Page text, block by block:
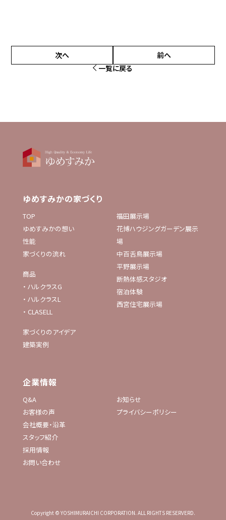
次へ
前へ
一覧に戻る
ゆめすみかの家づくり
TOP
ゆめすみかの想い
性能
家づくりの流れ
商品
・ ハルクラスG
・ ハルクラスL
・ CLASELL
家づくりのアイデア
建築実例
福田展示場
花博ハウジングガーデン展示
場
中百舌鳥展示場
平野展示場
断熱体感スタジオ
宿泊体験
西宮住宅展示場
企業情報
Q&A
お客様の声
会社概要・沿革
スタッフ紹介
採用情報
お問い合わせ
お知らせ
プライバシーポリシー
Copyright © YOSHIMURAICHI CORPORATION. ALL RIGHTS RESERVERD.